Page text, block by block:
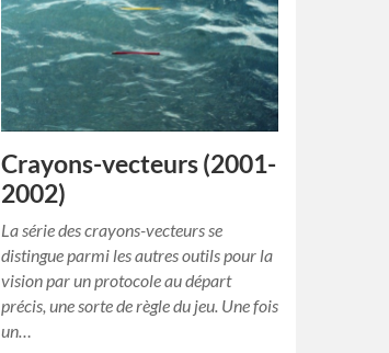
Crayons-vecteurs (2001-
2002)
La série des crayons-vecteurs se
distingue parmi les autres outils pour la
vision par un protocole au départ
précis, une sorte de règle du jeu. Une fois
un…